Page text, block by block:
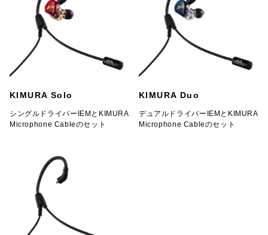
KIMURA Solo
シングルドライバーIEMとKIMURA
Microphone Cableのセット
KIMURA Duo
デュアルドライバーIEMとKIMURA
Microphone Cableのセット